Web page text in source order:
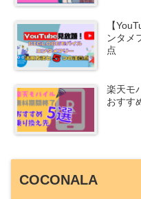
【
ンタメ
点
楽天モ
おすす
COCONALA